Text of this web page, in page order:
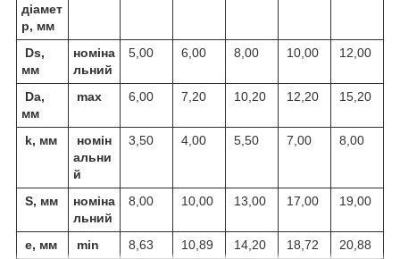
діамет
р, мм
Ds,
мм
номіна
льний
5,00 6,00 8,00 10,00 12,00
Da,
мм
max 6,00 7,20 10,20 12,20 15,20
k, мм
номін
альни
й
3,50 4,00 5,50 7,00 8,00
S, мм
номіна
льний
8,00 10,00 13,00 17,00 19,00
e, мм min 8,63 10,89 14,20 18,72 20,88